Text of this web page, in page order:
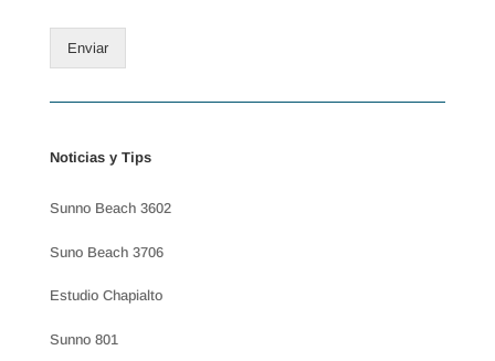
Enviar
Noticias y Tips
Sunno Beach 3602
Suno Beach 3706
Estudio Chapialto
Sunno 801